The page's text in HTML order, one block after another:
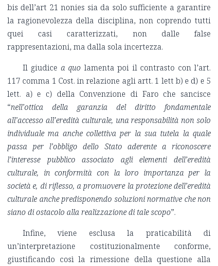
bis dell’art 21 nonies sia da solo sufficiente a garantire
la ragionevolezza della disciplina, non coprendo tutti
quei casi caratterizzati, non dalle false
rappresentazioni, ma dalla sola incertezza.
Il giudice a quo lamenta poi il contrasto con l’art.
117 comma 1 Cost. in relazione agli artt. 1 lett b) e d) e 5
lett. a) e c) della Convenzione di Faro che sancisce
“nell’ottica della garanzia del diritto fondamentale
all’accesso all’eredità culturale, una responsabilità non solo
individuale ma anche collettiva per la sua tutela la quale
passa per l’obbligo dello Stato aderente a riconoscere
l’interesse pubblico associato agli elementi dell’eredità
culturale, in conformità con la loro importanza per la
società e, di riflesso, a promuovere la protezione dell’eredità
culturale anche predisponendo soluzioni normative che non
siano di ostacolo alla realizzazione di tale scopo”.
Infine, viene esclusa la praticabilità di
un’interpretazione costituzionalmente conforme,
giustificando così la rimessione della questione alla